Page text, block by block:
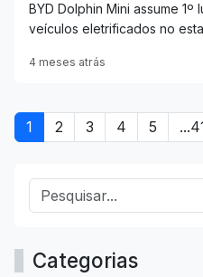
BYD Dolphin Mini assume
veículos eletrificados no
4 meses atrás
1 2 3 4 5
Categorias